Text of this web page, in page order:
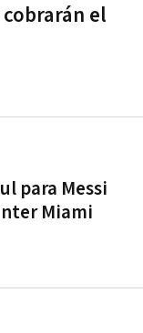
el
para Messi
Miami